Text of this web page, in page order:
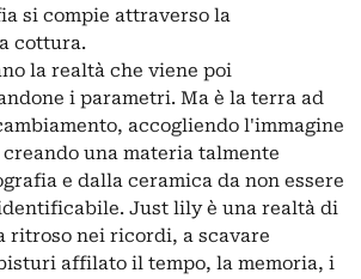
si compie attraverso la
cottura.
la realtà che viene poi
i parametri. Ma è la terra ad
accogliendo l'immagine
una materia talmente
e dalla ceramica da non essere
Just lily è una realtà di
ritroso nei ricordi, a scavare
affilato il tempo, la memoria, i